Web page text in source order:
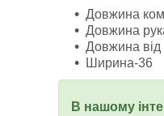
Довжина
Довжина
Довжина
Ширина-36
В нашому